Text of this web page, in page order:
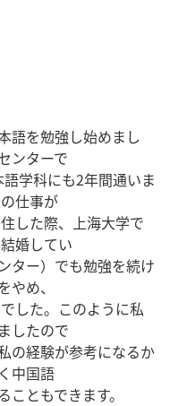
語を勉強し始めまし
ンターで
学科にも2年間通いま
仕事が
した際、上海大学で
婚してい
ター）でも勉強を続け
め、
した。このように私
したので
の経験が参考になるか
中国語
ともできます。